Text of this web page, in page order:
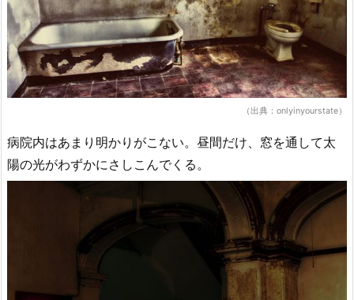
（出典：onlyinyourstate）
病院内はあまり明かりがこない。昼間だけ、窓を通して太
陽の光がわずかにさしこんでくる。